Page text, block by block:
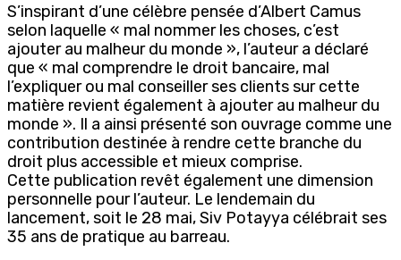
S’inspirant d’une célèbre pensée d’Albert Camus
selon laquelle « mal nommer les choses, c’est
ajouter au malheur du monde », l’auteur a déclaré
que « mal comprendre le droit bancaire, mal
l’expliquer ou mal conseiller ses clients sur cette
matière revient également à ajouter au malheur du
monde ». Il a ainsi présenté son ouvrage comme une
contribution destinée à rendre cette branche du
droit plus accessible et mieux comprise.
Cette publication revêt également une dimension
personnelle pour l’auteur. Le lendemain du
lancement, soit le 28 mai, Siv Potayya célébrait ses
35 ans de pratique au barreau.